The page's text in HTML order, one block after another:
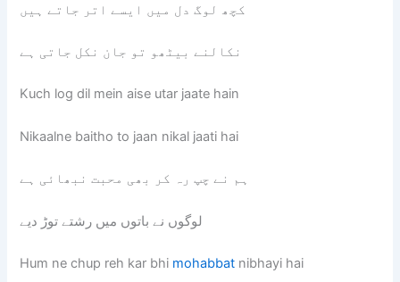
کچھ لوگ دل میں ایسے اتر جاتے ہیں
نکالنے بیٹھو تو جان نکل جاتی ہے
Kuch log dil mein aise utar jaate hain
Nikaalne baitho to jaan nikal jaati hai
ہم نے چپ رہ کر بھی محبت نبھائی ہے
لوگوں نے باتوں میں رشتے توڑ دیے
Hum ne chup reh kar bhi mohabbat nibhayi hai